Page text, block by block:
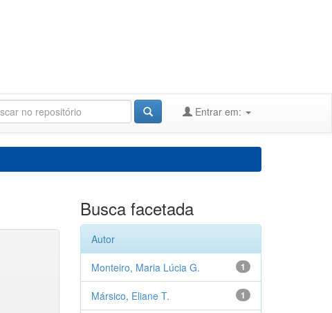
Entrar em:
Busca facetada
Autor
1
Monteiro, Maria Lúcia G.
1
Mársico, Eliane T.